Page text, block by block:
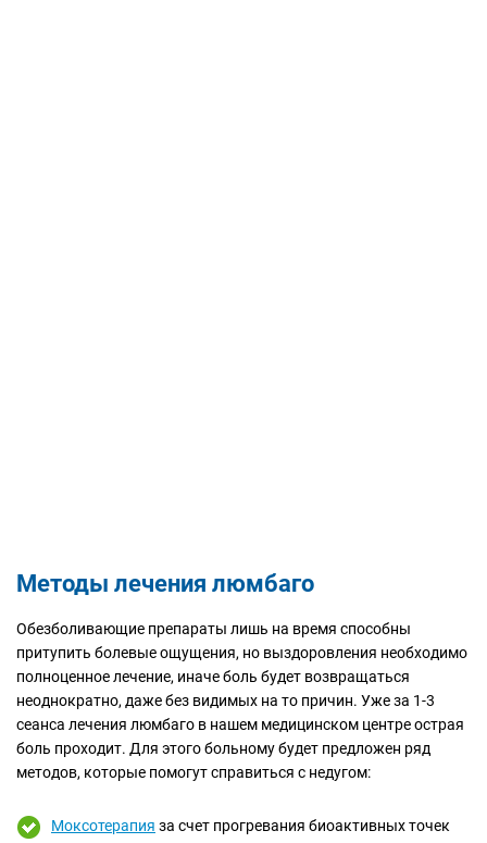
Методы лечения люмбаго
Обезболивающие препараты лишь на время способны
притупить болевые ощущения, но выздоровления необходимо
полноценное лечение, иначе боль будет возвращаться
неоднократно, даже без видимых на то причин. Уже за 1-3
сеанса лечения люмбаго в нашем медицинском центре острая
боль проходит. Для этого больному будет предложен ряд
методов, которые помогут справиться с недугом:
Моксотерапия за счет прогревания биоактивных точек